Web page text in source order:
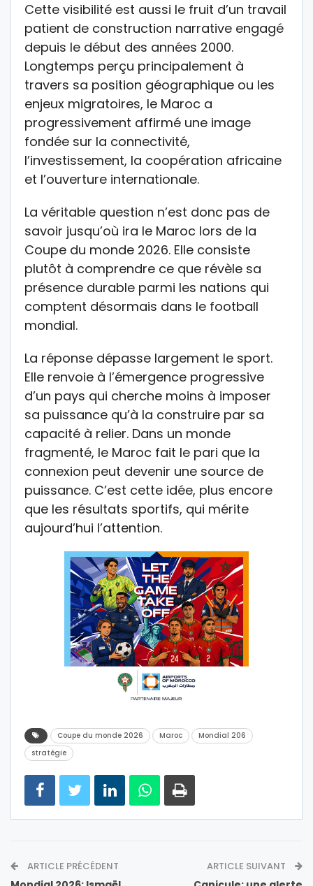
Cette visibilité est aussi le fruit d’un travail
patient de construction narrative engagé
depuis le début des années 2000.
Longtemps perçu principalement à
travers sa position géographique ou les
enjeux migratoires, le Maroc a
progressivement affirmé une image
fondée sur la connectivité,
l’investissement, la coopération africaine
et l’ouverture internationale.
La véritable question n’est donc pas de
savoir jusqu’où ira le Maroc lors de la
Coupe du monde 2026. Elle consiste
plutôt à comprendre ce que révèle sa
présence durable parmi les nations qui
comptent désormais dans le football
mondial.
La réponse dépasse largement le sport.
Elle renvoie à l’émergence progressive
d’un pays qui cherche moins à imposer
sa puissance qu’à la construire par sa
capacité à relier. Dans un monde
fragmenté, le Maroc fait le pari que la
connexion peut devenir une source de
puissance. C’est cette idée, plus encore
que les résultats sportifs, qui mérite
aujourd’hui l’attention.
Coupe du monde 2026 Maroc
Mondial 206
stratégie
ARTICLE PRÉCÉDENT ARTICLE SUIVANT